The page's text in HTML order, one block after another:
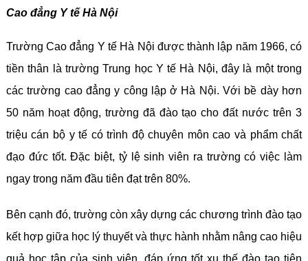
Cao đẳng Y tế Hà Nội
Trường Cao đẳng Y tế Hà Nội được thành lập năm 1966, có
tiền thân là trường Trung học Y tế Hà Nội, đây là một trong
các trường cao đẳng y công lập ở Hà Nội. Với bề dày hơn
50 năm hoạt động, trường đã đào tạo cho đất nước trên 3
triệu cán bộ y tế có trình độ chuyên môn cao và phẩm chất
đạo đức tốt. Đặc biệt, tỷ lệ sinh viên ra trường có việc làm
ngay trong năm đầu tiên đạt trên 80%.
Bên cạnh đó, trường còn xây dựng các chương trình đào tạo
kết hợp giữa học lý thuyết và thực hành nhằm nâng cao hiệu
quả học tập của sinh viên, đáp ứng tốt xu thế đào tạo tiên